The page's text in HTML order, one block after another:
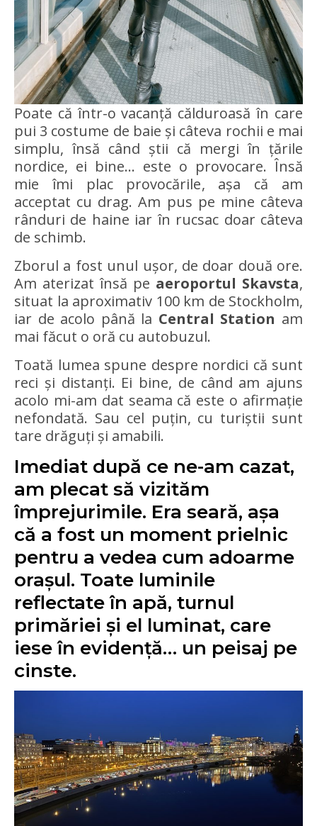
Poate că într-o vacanță călduroasă în care
pui 3 costume de baie și câteva rochii e mai
simplu, însă când știi că mergi în țările
nordice, ei bine… este o provocare. Însă
mie îmi plac provocările, așa că am
acceptat cu drag. Am pus pe mine câteva
rânduri de haine iar în rucsac doar câteva
de schimb.
Zborul a fost unul ușor, de doar două ore.
Am aterizat însă pe aeroportul Skavsta,
situat la aproximativ 100 km de Stockholm,
iar de acolo până la Central Station am
mai făcut o oră cu autobuzul.
Toată lumea spune despre nordici că sunt
reci și distanți. Ei bine, de când am ajuns
acolo mi-am dat seama că este o afirmație
nefondată. Sau cel puțin, cu turiștii sunt
tare drăguți și amabili.
Imediat după ce ne-am cazat,
am plecat să vizităm
împrejurimile. Era seară, așa
că a fost un moment prielnic
pentru a vedea cum adoarme
orașul. Toate luminile
reflectate în apă, turnul
primăriei și el luminat, care
iese în evidență… un peisaj pe
cinste.